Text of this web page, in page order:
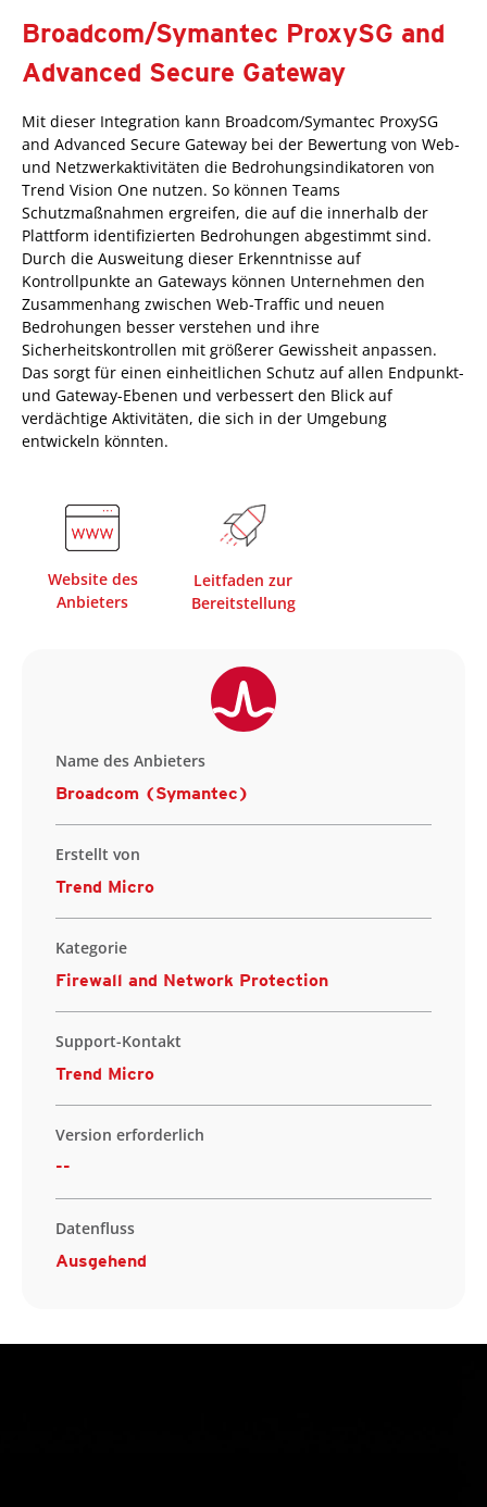
Broadcom/Symantec ProxySG and
Advanced Secure Gateway
Mit dieser Integration kann Broadcom/Symantec ProxySG
and Advanced Secure Gateway bei der Bewertung von Web-
und Netzwerkaktivitäten die Bedrohungsindikatoren von
Trend Vision One nutzen. So können Teams
Schutzmaßnahmen ergreifen, die auf die innerhalb der
Plattform identifizierten Bedrohungen abgestimmt sind.
Durch die Ausweitung dieser Erkenntnisse auf
Kontrollpunkte an Gateways können Unternehmen den
Zusammenhang zwischen Web-Traffic und neuen
Bedrohungen besser verstehen und ihre
Sicherheitskontrollen mit größerer Gewissheit anpassen.
Das sorgt für einen einheitlichen Schutz auf allen Endpunkt-
und Gateway-Ebenen und verbessert den Blick auf
verdächtige Aktivitäten, die sich in der Umgebung
entwickeln könnten.
Website des
Anbieters
Leitfaden zur
Bereitstellung
Name des Anbieters
Broadcom (Symantec)
Erstellt von
Trend Micro
Kategorie
Firewall and Network Protection
Support-Kontakt
Trend Micro
Version erforderlich
--
Datenfluss
Ausgehend